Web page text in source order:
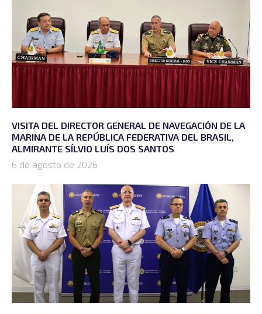
VISITA DEL DIRECTOR GENERAL DE NAVEGACIÓN DE LA
MARINA DE LA REPÚBLICA FEDERATIVA DEL BRASIL,
ALMIRANTE SÍLVIO LUÍS DOS SANTOS
6 de agosto de 2026